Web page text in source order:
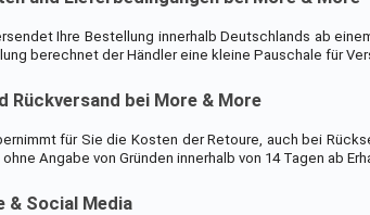
Ihre Bestellung innerhalb Deutschlands ab
berechnet der Händler eine kleine Pauschale für
Rückversand bei More & More
für Sie die Kosten der Retoure, auch bei
Angabe von Gründen innerhalb von 14 Tagen ab
& Social Media